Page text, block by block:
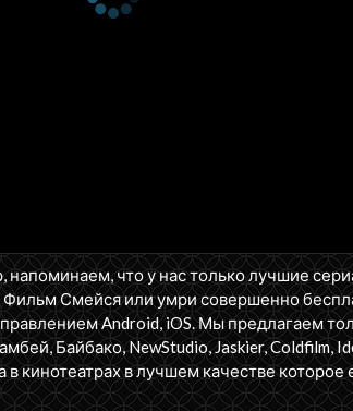
напоминаем, что у нас только лучшие
Смейся или умри совершенно
Android, iOS. Мы предлагаем
Байбако, NewStudio, Jaskier, Coldfilm,
кинотеатрах в лучшем качестве которое